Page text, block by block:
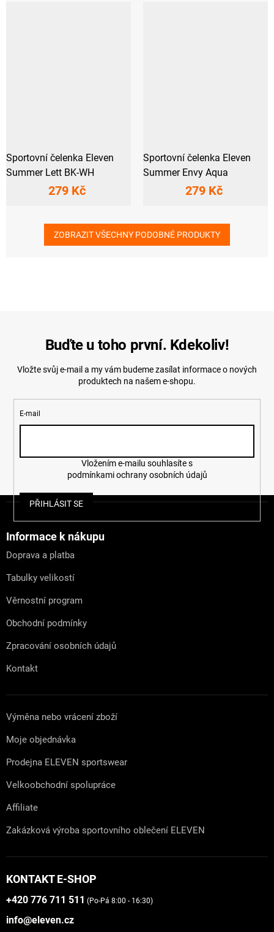
Sportovní čelenka Eleven
Summer Lett BK-WH
279 Kč
Sportovní čelenka Eleven
Summer Envy Aqua
279 Kč
ZOBRAZIT VŠECHNY PODOBNÉ PRODUKTY
Buďte u toho první. Kdekoliv!
Vložte svůj e-mail a my vám budeme zasílat informace o nových
produktech na našem e-shopu.
E-mail
podmínkami ochrany osobních údajů
PŘIHLÁSIT SE
Informace k nákupu
Doprava a platba
Tabulky velikostí
Věrnostní program
Obchodní podmínky
Zpracování osobních údajů
Kontakt
Výměna nebo vrácení zboží
Moje objednávka
Prodejna ELEVEN sportswear
Velkoobchodní spolupráce
Affiliate
Zakázková výroba sportovního oblečení ELEVEN
KONTAKT E-SHOP
+420 776 711 511 (Po-Pá 8:00 - 16:30)
info@eleven.cz